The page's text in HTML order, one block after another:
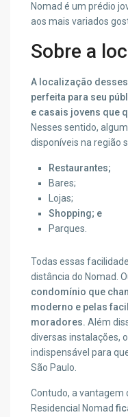
Nomad é um prédio
aos mais variados
Sobre a
A localização
perfeita para seu
e casais jovens que
Nesses sentido,
disponíveis na região
Restaurantes;
Bares;
Lojas;
Shopping; e
Parques.
Todas essas
distância do Nomad.
condomínio que
moderno e pelas
moradores. Além
diversas instalações,
indispensável para
São Paulo.
Contudo, a vantagem
Residencial Nomad